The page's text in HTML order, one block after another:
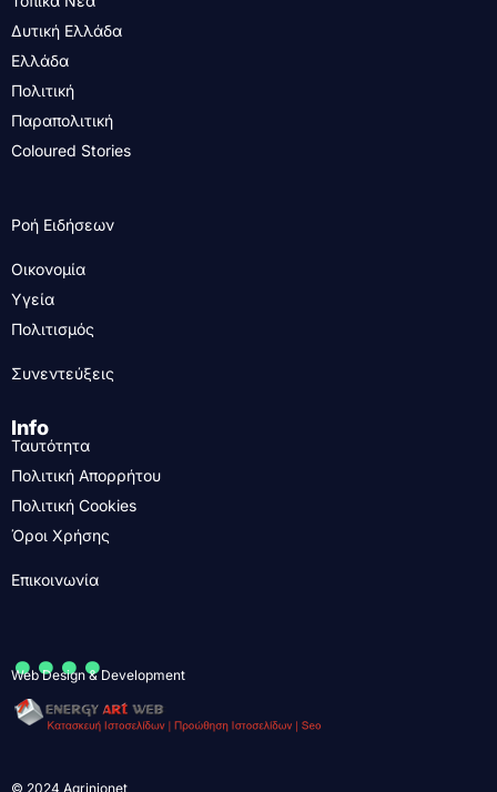
Δυτική Ελλάδα
Ελλάδα
Πολιτική
Παραπολιτική
Coloured Stories
Ροή Ειδήσεων
Οικονομία
Υγεία
Πολιτισμός
Συνεντεύξεις
Info
Ταυτότητα
Πολιτική Απορρήτου
Πολιτική Cookies
Όροι Χρήσης
Επικοινωνία
....
Web Design & Development
© 2024 Agrinionet